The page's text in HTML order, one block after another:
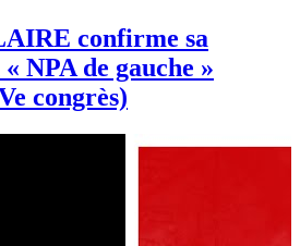
confirme sa
NPA de gauche »
congrès)